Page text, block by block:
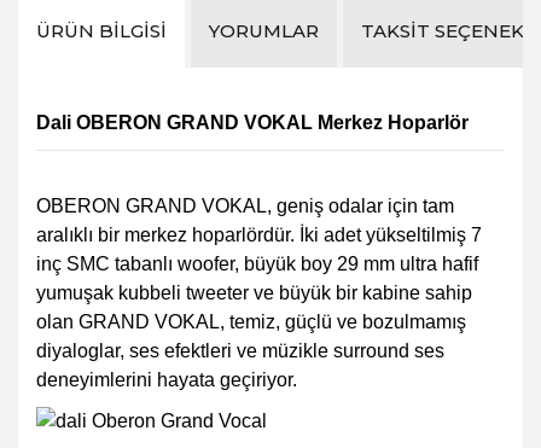
ÜRÜN BILGISI YORUMLAR TAKSIT
Dali OBERON GRAND VOKAL Merkez Hoparlör
OBERON GRAND VOKAL, geniş odalar için tam
aralıklı bir merkez hoparlördür. İki adet yükseltilmiş 7
inç SMC tabanlı woofer, büyük boy 29 mm ultra hafif
yumuşak kubbeli tweeter ve büyük bir kabine sahip
olan GRAND VOKAL, temiz, güçlü ve bozulmamış
diyaloglar, ses efektleri ve müzikle surround ses
deneyimlerini hayata geçiriyor.